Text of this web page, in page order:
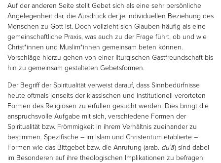
Auf der anderen Seite stellt Gebet sich als eine sehr persönliche
Angelegenheit dar, die Ausdruck der je individuellen Beziehung des
Menschen zu Gott ist. Doch vollzieht sich Glauben häufig als eine
gemeinschaftliche Praxis, was auch zu der Frage führt, ob und wie
Christ*innen und Muslim*innen gemeinsam beten können.
Vorschläge hierzu gehen von einer liturgischen Gastfreundschaft bis
hin zu gemeinsam gestalteten Gebetsformen.
Der Begriff der Spiritualität verweist darauf, dass Sinnbedürfnisse
heute oftmals jenseits der klassischen und institutionell verorteten
Formen des Religiösen zu erfüllen gesucht werden. Dies bringt die
anspruchsvolle Aufgabe mit sich, verschiedene Formen der
Spiritualität bzw. Frömmigkeit in ihrem Verhältnis zueinander zu
bestimmen. Spezifische – im Islam und Christentum etablierte –
Formen wie das Bittgebet bzw. die Anrufung (arab. duʿāʾ) sind dabei
im Besonderen auf ihre theologischen Implikationen zu befragen.